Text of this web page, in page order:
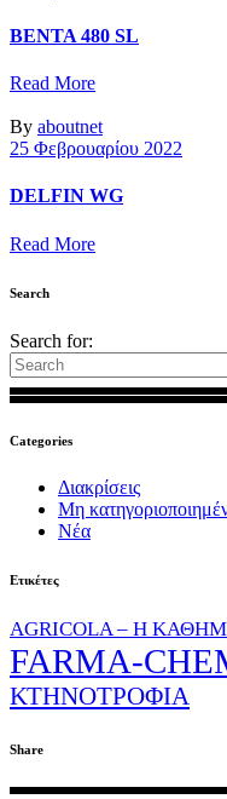
BENTA 480 SL
Read More
By aboutnet
25 Φεβρουαρίου 2022
DELFIN WG
Read More
Search
Search for:
Categories
Διακρίσεις
Μη
Νέα
Ετικέτες
AGRICOLA – Η
FARMA-
ΚΤΗΝΟΤΡΟΦΙΑ
Share